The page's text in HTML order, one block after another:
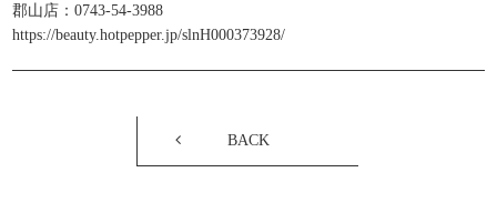
郡山店：0743-54-3988
https://beauty.hotpepper.jp/slnH000373928/
BACK